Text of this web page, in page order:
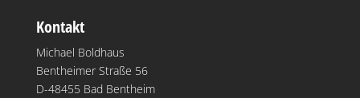
Kontakt
Michael Boldhaus
Bentheimer Straße 56
D-48455 Bad Bentheim